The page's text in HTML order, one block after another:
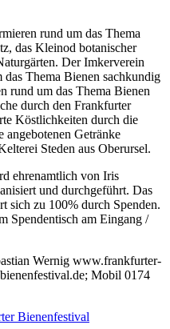
rund um das Thema
das Kleinod botanischer
Der Imkerverein
Thema Bienen sachkundig
rund um das Thema Bienen
durch den Frankfurter
Köstlichkeiten durch die
angebotenen Getränke
Steden aus Oberursel.
ehrenamtlich von Iris
und durchgeführt. Das
sich zu 100% durch Spenden.
Spendentisch am Eingang /
Wernig www.frankfurter-
Mobil 0174
Bienenfestival